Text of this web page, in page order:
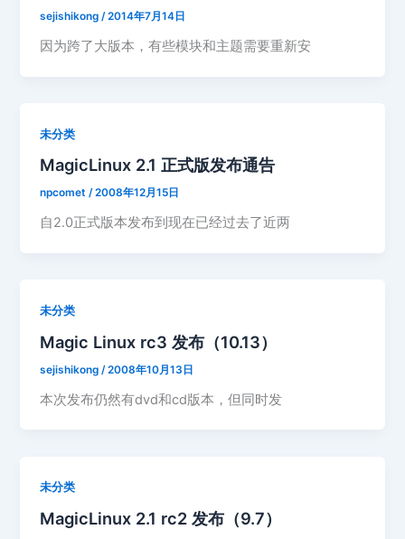
sejishikong/2014年7月14日
因为跨了大版本，有些模块和主题需要重新安
未分类
MagicLinux 2.1 正式版发布通告
npcomet/2008年12月15日
自2.0正式版本发布到现在已经过去了近两
未分类
Magic Linux rc3 发布（10.13）
sejishikong /2008年10月13日
本次发布仍然有dvd和cd版本，但同时发
未分类
MagicLinux 2.1 rc2 发布（9.7）